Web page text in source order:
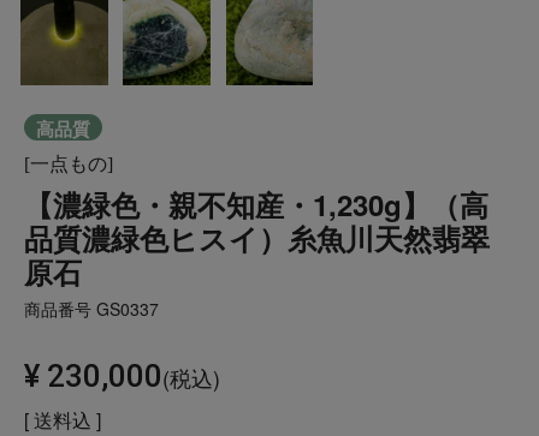
高品質
[一点もの]
【濃緑色・親不知産・1,230g】（高
品質濃緑色ヒスイ）糸魚川天然翡翠
原石
商品番号 GS0337
¥ 230,000 税込
送料込